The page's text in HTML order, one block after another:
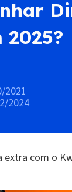
2025?
2021
2024
extra com o